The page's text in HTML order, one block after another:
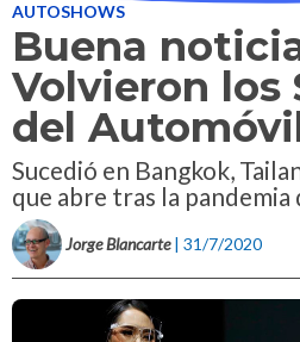
AUTOSHOWS
Buena
Volvieron los
del
Sucedió en Bangkok,
que abre tras la
Jorge Blancarte | 31/7/2020